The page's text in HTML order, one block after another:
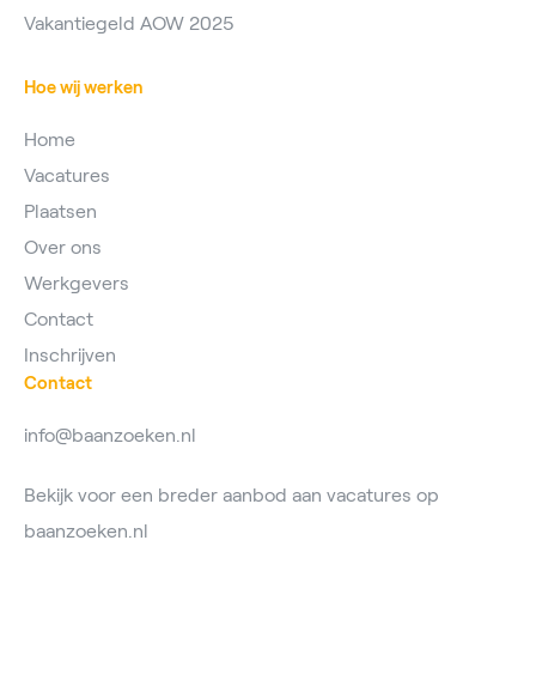
Vakantiegeld AOW 2025
Hoe wij werken
Home
Vacatures
Plaatsen
Over ons
Werkgevers
Contact
Inschrijven
Contact
info@baanzoeken.nl
Bekijk voor een breder aanbod aan vacatures op
baanzoeken.nl